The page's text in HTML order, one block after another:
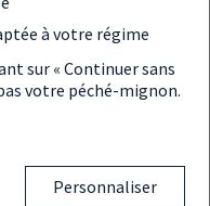
IMMOBILIER
Lire l'article
à votre régime
sur « Continuer sans
votre péché-mignon.
Personnaliser